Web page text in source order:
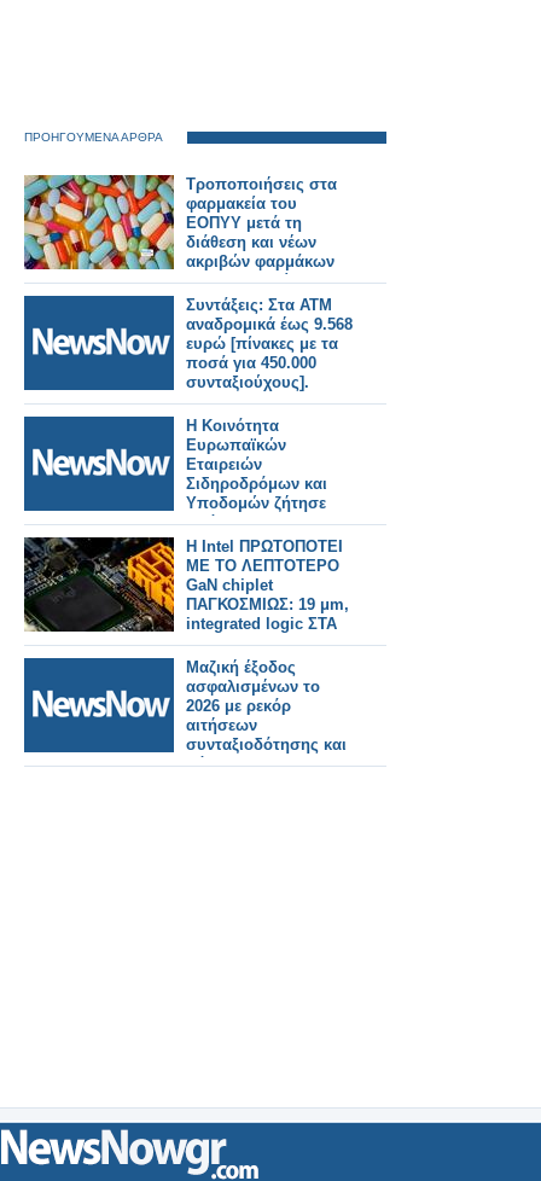
ΠΡΟΗΓΟΥΜΕΝΑ ΑΡΘΡΑ
Τροποποιήσεις στα
φαρμακεία του
ΕΟΠΥΥ μετά τη
διάθεση και νέων
ακριβών φαρμάκων
στα φαρμακεία της
γειτονιάς
Συντάξεις: Στα ΑΤΜ
αναδρομικά έως 9.568
ευρώ [πίνακες με τα
ποσά για 450.000
συνταξιούχους].
Η Κοινότητα
Ευρωπαϊκών
Εταιρειών
Σιδηροδρόμων και
Υποδομών ζήτησε
από την Ε.Ε
αυξημένες επενδύσεις
στις σιδηροδρομικές
μεταφορές.
Η Intel ΠΡΩΤΟΠΟΤΕΙ
ΜΕ ΤΟ ΛΕΠΤΟΤΕΡΟ
GaN chiplet
ΠΑΓΚΟΣΜΙΩΣ: 19 μm,
integrated logic ΣΤΑ
300 GHz
Μαζική έξοδος
ασφαλισμένων το
2026 με ρεκόρ
αιτήσεων
συνταξιοδότησης και
φόβους για